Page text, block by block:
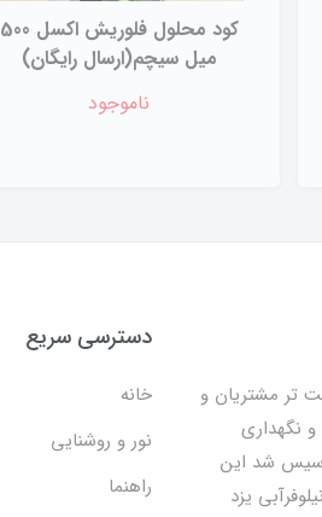
کود محلول فلوریش اکسل 500
میل سیچم(ارسال رایگان)
ناموجود
تر مشتریان و
نگهداری
تمام نقاط کشور درسال1403تاسیس شد این
یزد
دسترسی سریع
خانه
نور و روشنایی
راهنما